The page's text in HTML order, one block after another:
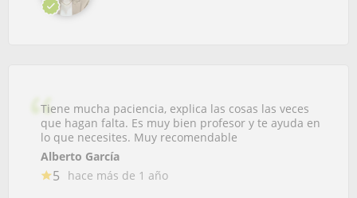
Tiene mucha paciencia, explica las cosas las veces
que hagan falta. Es muy bien profesor y te ayuda en
lo que necesites. Muy recomendable
Alberto García
5 hace más de 1 año